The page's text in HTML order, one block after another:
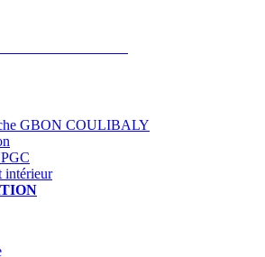
GBON COULIBALY
intérieur